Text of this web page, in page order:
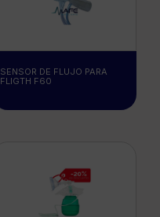
SENSOR DE FLUJO PARA
FLIGTH F60